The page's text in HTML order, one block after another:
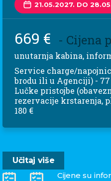
21.05.2027. DO
669 € - Cijena
unutarnja kabina,
Service charge/
brodu ili u Agenciji) - 77
Lučke pristojbe
rezervacije krstarenja,
180 €
Učitaj više
Cijene su